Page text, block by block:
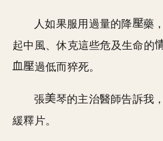
人如果服用過量的降 藥
起中風、休克這些危及生命的
過低而猝死。
張 琴的主治醫師告訴我
緩釋片。